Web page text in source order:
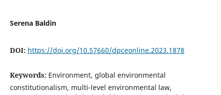
Serena Baldin
DOI: https://doi.org/10.57660/dpceonline.2023.1878
Keywords: Environment, global environmental
constitutionalism, multi-level environmental law,